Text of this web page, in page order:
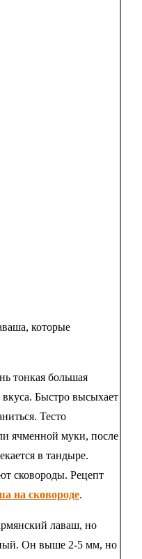
которые
тонкая большая
Быстро высыхает
Тесто
ячменной муки, после
в тандыре.
сковороды. Рецепт
на сковороде.
лаваш, но
Он выше 2-5 мм, но